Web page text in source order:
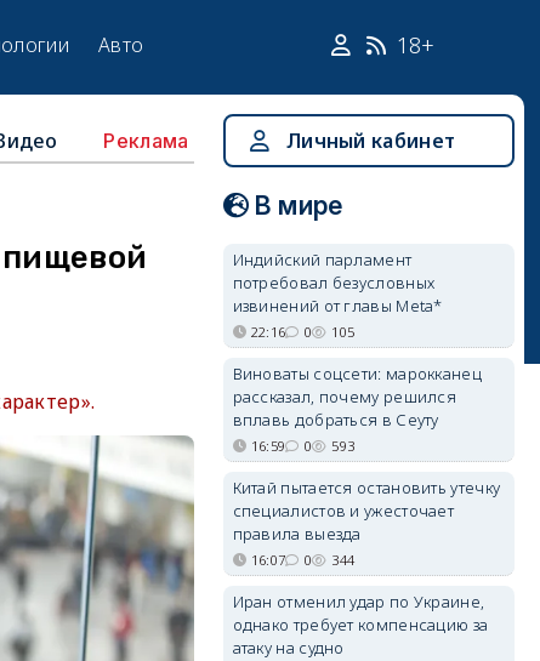
Авто 18+
Реклама Личный кабинет
В мире
Индийский парламент
потребовал безусловных
извинений от главы Meta*
22:16 0 105
Виноваты соцсети: марокканец
рассказал, почему решился
вплавь добраться в Сеуту
16:59 0 593
Китай пытается остановить утечку
специалистов и ужесточает
правила выезда
16:07 0 344
Иран отменил удар по Украине,
однако требует компенсацию за
атаку на судно